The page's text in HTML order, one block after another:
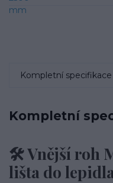
Kompletní specifikace
Kompletní
🛠️ Vnější roh
lišta do